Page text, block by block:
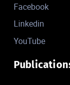
Facebook
Linkedin
YouTube